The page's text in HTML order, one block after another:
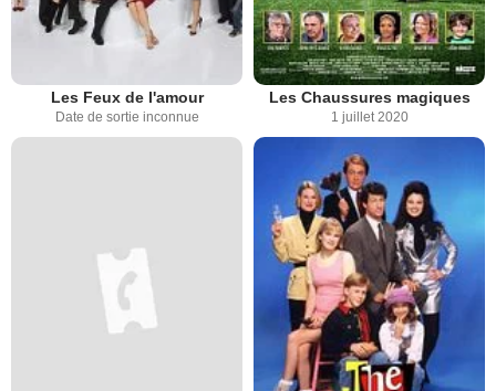
Les Feux de l'amour
Date de sortie inconnue
Les Chaussures magiques
1 juillet 2020